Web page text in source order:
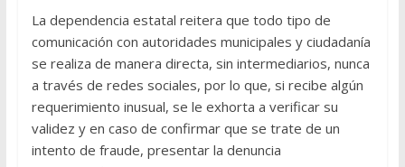
La dependencia estatal reitera que todo tipo de
comunicación con autoridades municipales y ciudadanía
se realiza de manera directa, sin intermediarios, nunca
a través de redes sociales, por lo que, si recibe algún
requerimiento inusual, se le exhorta a verificar su
validez y en caso de confirmar que se trate de un
intento de fraude, presentar la denuncia